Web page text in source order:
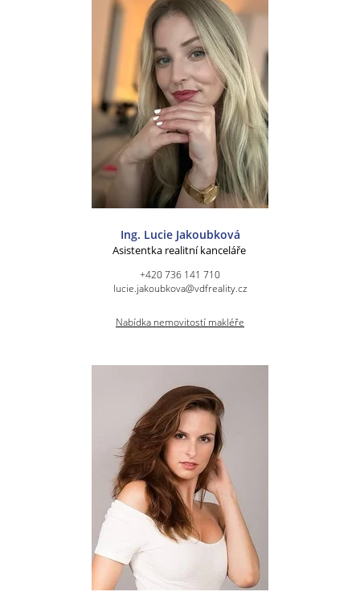
Ing. Lucie Jakoubková
Asistentka realitní kanceláře
+420 736 141 710
lucie.jakoubkova@vdfreality.cz
Nabídka nemovitostí makléře